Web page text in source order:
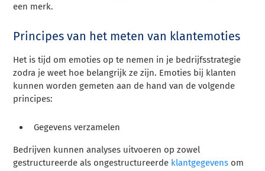
een merk.
Principes van het meten van klantemoties
Het is tijd om emoties op te nemen in je bedrijfsstrategie
zodra je weet hoe belangrijk ze zijn. Emoties bij klanten
kunnen worden gemeten aan de hand van de volgende
principes:
Gegevens verzamelen
Bedrijven kunnen analyses uitvoeren op zowel
gestructureerde als ongestructureerde klantgegevens om